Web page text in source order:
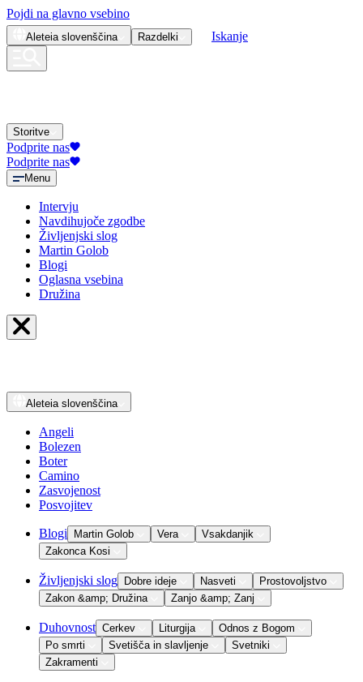
Pojdi na glavno vsebino
Aleteia slovenščina Razdelki Iskanje
Storitve
Podprite nas
Podprite nas
Menu
Intervju
Navdihujoče zgodbe
Življenjski slog
Martin Golob
Blogi
Oglasna vsebina
Družina
Aleteia slovenščina
Angeli
Bolezen
Boter
Camino
Zasvojenost
Posvojitev
Blogi Martin Golob Vera
Vsakdanjik
Zakonca Kosi
Življenjski slog Dobre ideje Nasveti
Prostovoljstvo
Zakon &amp; Družina
Zanjo &amp; Zanj
Duhovnost Cerkev Liturgija
Odnos z Bogom
Po smrti
Svetišča in slavljenje
Svetniki
Zakramenti